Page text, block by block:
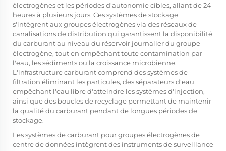
électrogènes et les périodes d'autonomie cibles, allant de 24
heures à plusieurs jours. Ces systèmes de stockage
s'intègrent aux groupes électrogènes via des réseaux de
canalisations de distribution qui garantissent la disponibilité
du carburant au niveau du réservoir journalier du groupe
électrogène, tout en empêchant toute contamination par
l'eau, les sédiments ou la croissance microbienne.
L'infrastructure carburant comprend des systèmes de
filtration éliminant les particules, des séparateurs d'eau
empêchant l'eau libre d'atteindre les systèmes d'injection,
ainsi que des boucles de recyclage permettant de maintenir
la qualité du carburant pendant de longues périodes de
stockage.
Les systèmes de carburant pour groupes électrogènes de
centre de données intègrent des instruments de surveillance